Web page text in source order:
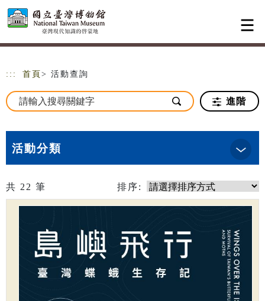
跳到主要內容
網站導覽
::: 首頁 > 活動查詢
進階
活動分類
共 22 筆 排序: